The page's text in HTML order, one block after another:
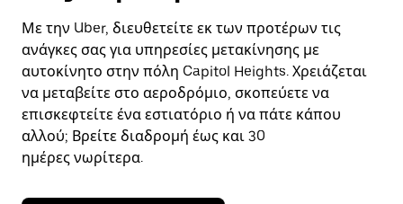
Με την Uber, διευθετείτε εκ των προτέρων τις
ανάγκες σας για υπηρεσίες μετακίνησης με
αυτοκίνητο στην πόλη Capitol Heights. Χρειάζεται
να μεταβείτε στο αεροδρόμιο, σκοπεύετε να
επισκεφτείτε ένα εστιατόριο ή να πάτε κάπου
αλλού; Βρείτε διαδρομή έως και 30
ημέρες νωρίτερα.